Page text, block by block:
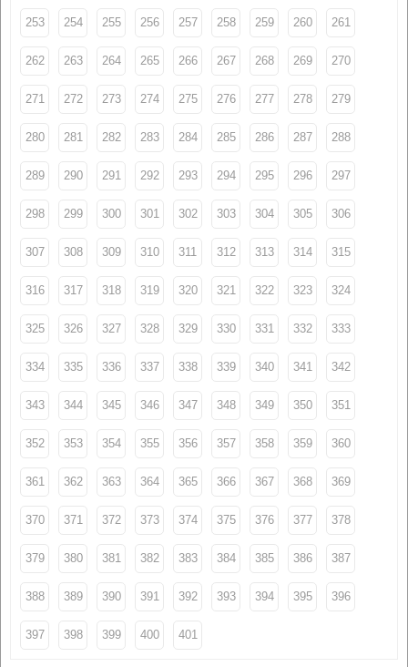
253 254 255 256 257 258 259 260 261
262 263 264 265 266 267 268 269 270
271 272 273 274 275 276 277 278 279
280 281 282 283 284 285 286 287 288
289 290 291 292 293 294 295 296 297
298 299 300 301 302 303 304 305 306
307 308 309 310 311 312 313 314 315
316 317 318 319 320 321 322 323 324
325 326 327 328 329 330 331 332 333
334 335 336 337 338 339 340 341 342
343 344 345 346 347 348 349 350 351
352 353 354 355 356 357 358 359 360
361 362 363 364 365 366 367 368 369
370 371 372 373 374 375 376 377 378
379 380 381 382 383 384 385 386 387
388 389 390 391 392 393 394 395 396
397 398 399 400 401